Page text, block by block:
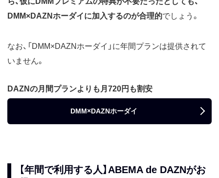
DMM×DAZNホーダイに加入するのが合理的でしょう。
なお、「DMM×DAZNホーダイ」に年間プランは提供されて
いません。
DAZNの月間プランよりも月720円も割安
DMM×DAZNホーダイ
【年間で利用する人】ABEMA de DAZNがお